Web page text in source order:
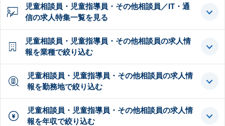
児童相談員・児童指導員・その他相談員／IT・通
信の求人特集一覧を見る
児童相談員・児童指導員・その他相談員の求人情
報を業種で絞り込む
児童相談員・児童指導員・その他相談員の求人情
報を勤務地で絞り込む
児童相談員・児童指導員・その他相談員の求人情
報を年収で絞り込む